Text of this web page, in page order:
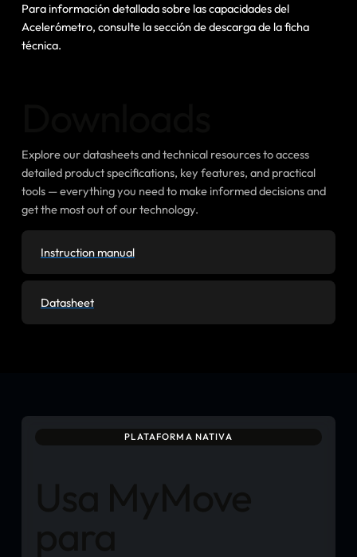
Para información detallada sobre las capacidades del
Acelerómetro, consulte la sección de descarga de la ficha
técnica.
Explore our datasheets and technical resources to access
detailed product specifications, key features, and practical
tools — everything you need to make informed decisions and
get the most out of our technology.
Instruction manual
Datasheet
PLATAFORMA NATIVA